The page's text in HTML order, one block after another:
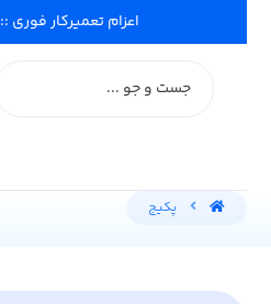
اعزام تعمیرکار فوری :: ۰۹۱۲۵۸۰۰۱۹۲
پکیج